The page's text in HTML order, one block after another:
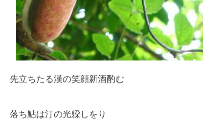
先立ちたる漢の笑顔新酒酌む
落ち鮎は汀の光躱しをり